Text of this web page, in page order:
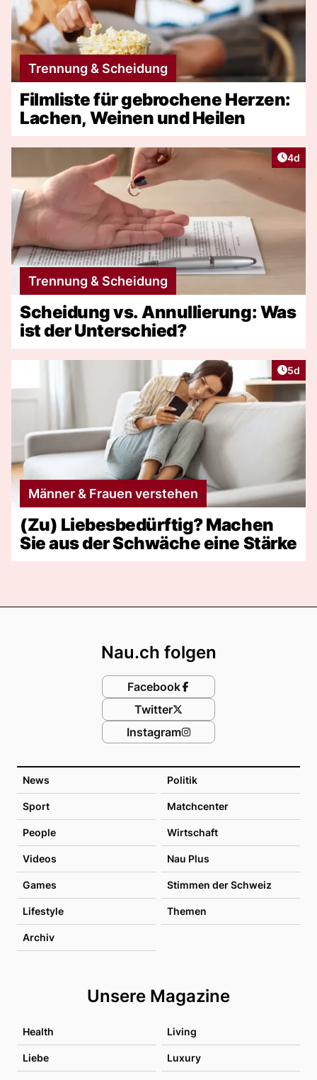
Trennung & Scheidung
Filmliste für gebrochene Herzen:
Lachen, Weinen und Heilen
4d
Trennung & Scheidung
Scheidung vs. Annullierung: Was
ist der Unterschied?
5d
Männer & Frauen verstehen
(Zu) Liebesbedürftig? Machen
Sie aus der Schwäche eine Stärke
News Politik
Sport Matchcenter
People Wirtschaft
Videos Nau Plus
Games Stimmen der Schweiz
Lifestyle Themen
Archiv
Unsere Magazine
Health Living
Liebe Luxury
Nau.ch folgen
Facebook
Twitter
Instagram